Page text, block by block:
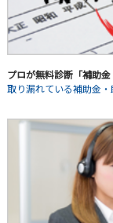
プロが無料診断「補助金
取り漏れている補助金